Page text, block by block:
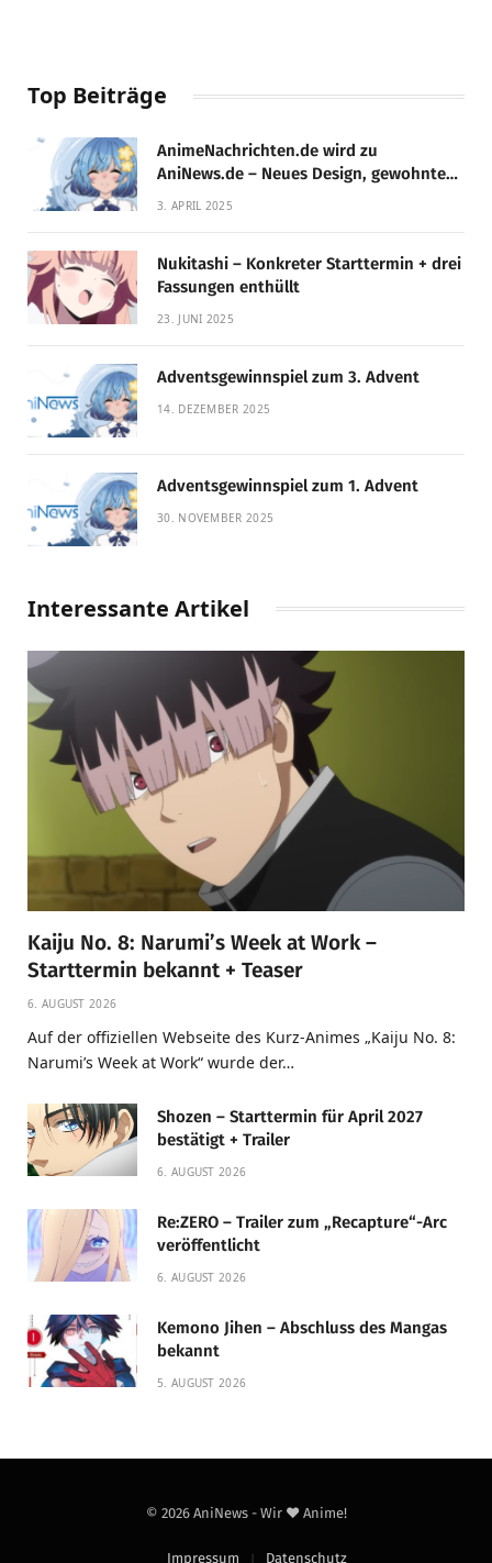
Top Beiträge
AnimeNachrichten.de wird zu
AniNews.de – Neues Design, gewohnte
Qualität!
3. APRIL 2025
Nukitashi – Konkreter Starttermin + drei
Fassungen enthüllt
23. JUNI 2025
Adventsgewinnspiel zum 3. Advent
14. DEZEMBER 2025
Adventsgewinnspiel zum 1. Advent
30. NOVEMBER 2025
Interessante Artikel
Kaiju No. 8: Narumi’s Week at Work –
Starttermin bekannt + Teaser
6. AUGUST 2026
Auf der offiziellen Webseite des Kurz-Animes „Kaiju No. 8:
Narumi’s Week at Work“ wurde der…
Shozen – Starttermin für April 2027
bestätigt + Trailer
6. AUGUST 2026
Re:ZERO – Trailer zum „Recapture“-Arc
veröffentlicht
6. AUGUST 2026
Kemono Jihen – Abschluss des Mangas
bekannt
5. AUGUST 2026
© 2026 AniNews - Wir ❤️ Anime!
Impressum Datenschutz